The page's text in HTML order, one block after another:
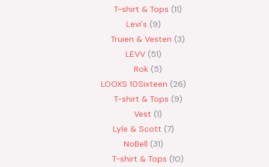
T-shirt & Tops 11
Levi's
9
Truien & Vesten
3
LEVV 51
Rok
5
LOOXS 10Sixteen
26
T-shirt & Tops 9
Vest 1
Lyle & Scott 7
NoBell
31
T-shirt & Tops 10